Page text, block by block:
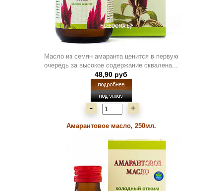
Масло из семян амаранта ценится в первую
очередь за высокое содержание сквалена...
48,90 руб
- +
Амарантовое масло, 250мл.